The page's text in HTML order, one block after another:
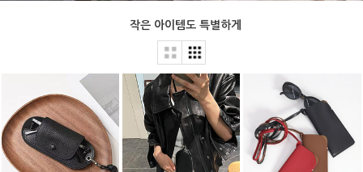
작은 아이템도 특별하게